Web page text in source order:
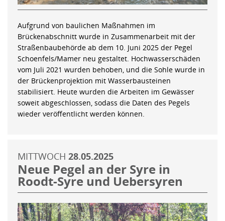
Aufgrund von baulichen Maßnahmen im
Brückenabschnitt wurde in Zusammenarbeit mit der
Straßenbaubehörde ab dem 10. Juni 2025 der Pegel
Schoenfels/Mamer neu gestaltet. Hochwasserschäden
vom Juli 2021 wurden behoben, und die Sohle wurde in
der Brückenprojektion mit Wasserbausteinen
stabilisiert. Heute wurden die Arbeiten im Gewässer
soweit abgeschlossen, sodass die Daten des Pegels
wieder veröffentlicht werden können.
MITTWOCH 28.05.2025
Neue Pegel an der Syre in
Roodt-Syre und Uebersyren